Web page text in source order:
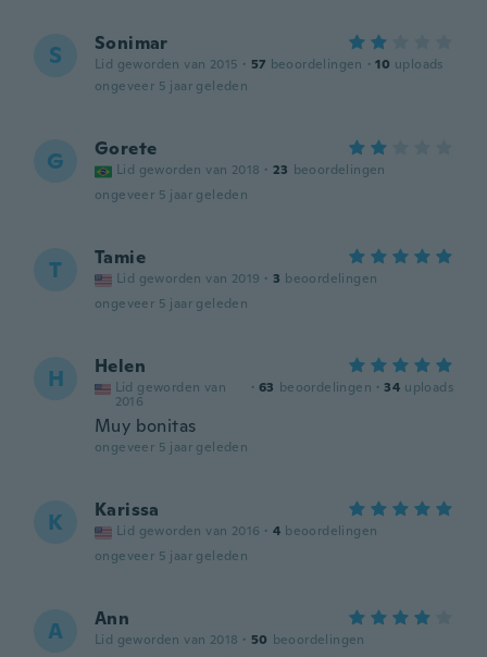
S Sonimar
Lid geworden van 2015 · 57 beoordelingen · 10 uploads
ongeveer 5 jaar geleden
G Gorete
Lid geworden van 2018 · 23 beoordelingen
ongeveer 5 jaar geleden
T Tamie
Lid geworden van 2019 · 3 beoordelingen
ongeveer 5 jaar geleden
H Helen
Lid geworden van
2016
· 63 beoordelingen · 34 uploads
Muy bonitas
ongeveer 5 jaar geleden
K Karissa
Lid geworden van 2016 · 4 beoordelingen
ongeveer 5 jaar geleden
A Ann
Lid geworden van 2018 · 50 beoordelingen